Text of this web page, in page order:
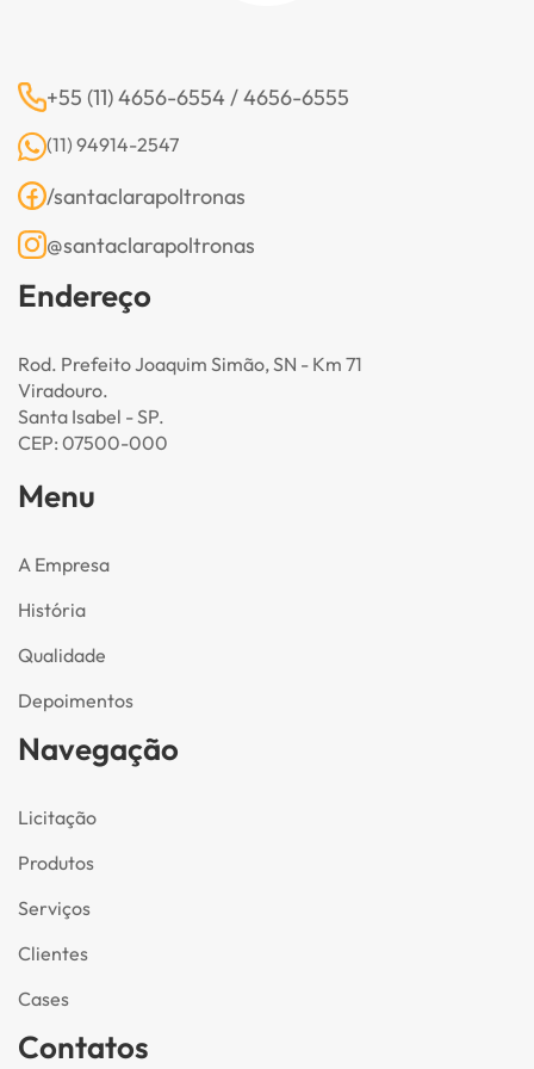
+55 (11) 4656-6554 / 4656-6555
(11) 94914-2547
/santaclarapoltronas
@santaclarapoltronas
Endereço
Rod. Prefeito Joaquim Simão, SN - Km 71
Viradouro.
Santa Isabel - SP.
CEP: 07500-000
Menu
A Empresa
História
Qualidade
Depoimentos
Navegação
Licitação
Produtos
Serviços
Clientes
Cases
Contatos